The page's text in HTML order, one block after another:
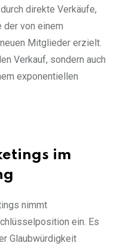
direkte Verkäufe,
der von einem
Mitglieder erzielt.
Verkauf, sondern auch
exponentiellen
im
nimmt
ein. Es
Glaubwürdigkeit